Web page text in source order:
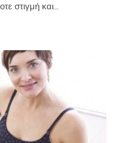
στιγμή και...